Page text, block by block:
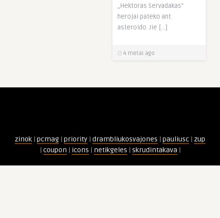
,,Hektoras Servadakas”
herojai pateko ant
asteroido. Jie […]
4 metai ago
zinok | pcmag | priority | drambliukosvajones | pauliusc | zup
| coupon | icons | netikgeles | skrudintakava |